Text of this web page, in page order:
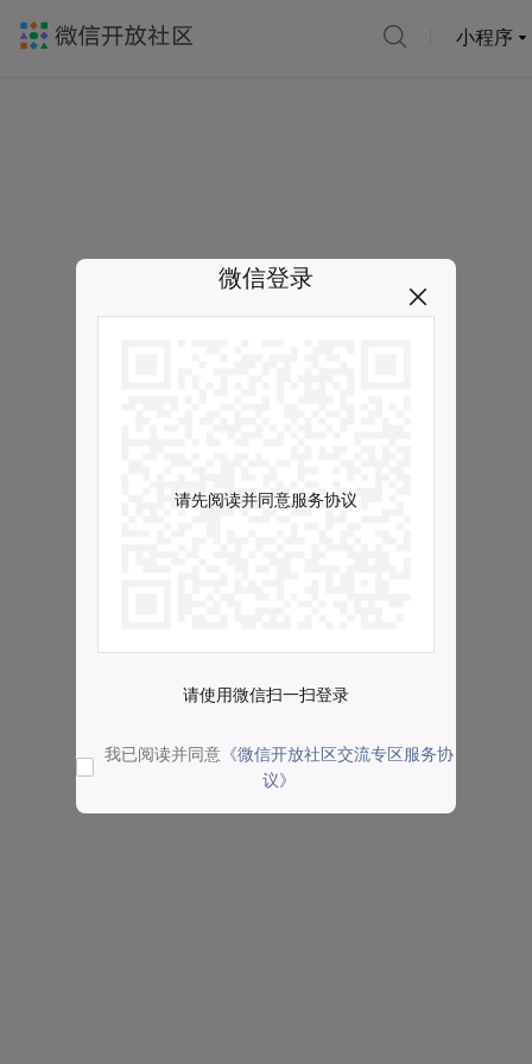
小程序
微信登录
请先阅读并同意服务协议
请使用微信扫一扫登录
我已阅读并同意 《微信开放社区交流专区服务协
议》